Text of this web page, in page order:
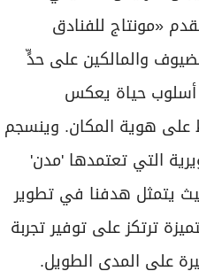
«مونتاج للفنادق
والمالكين على حدٍّ
أسلوب حياة يعكس
على هوية المكان. وينسجم
التي تعتمدها 'مدن'
يتمثل هدفنا في تطوير
ترتكز على توفير تجربة
على المدى الطويل.